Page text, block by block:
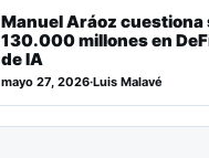
Manuel Aráoz
130.000 millones en
de IA
mayo 27, 2026·Luis Malavé